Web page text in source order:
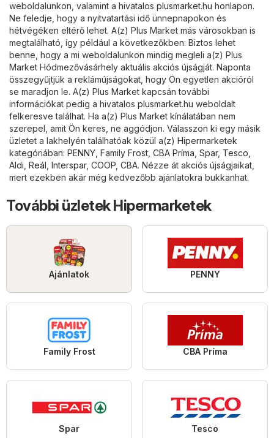
weboldalunkon, valamint a hivatalos plusmarket.hu honlapon.
Ne feledje, hogy a nyitvatartási idő ünnepnapokon és
hétvégéken eltérő lehet. A(z) Plus Market más városokban is
megtalálható, így például a következőkben: Biztos lehet
benne, hogy a mi weboldalunkon mindig megleli a(z) Plus
Market Hódmezővásárhely aktuális akciós újságját. Naponta
összegyűjtjük a reklámújságokat, hogy Ön egyetlen akcióról
se maradjon le. A(z) Plus Market kapcsán további
információkat pedig a hivatalos plusmarket.hu weboldalt
felkeresve találhat. Ha a(z) Plus Market kínálatában nem
szerepel, amit Ön keres, ne aggódjon. Válasszon ki egy másik
üzletet a lakhelyén találhatóak közül a(z) Hipermarketek
kategóriában: PENNY Family Frost CBA Príma Spar, Tesco
Aldi Reál Interspar, COOP CBA. Nézze át akciós újságjaikat,
mert ezekben akár még kedvezőbb ajánlatokra bukkanhat.
További üzletek Hipermarketek
Ajánlatok PENNY
Family Frost CBA Príma
Spar Tesco